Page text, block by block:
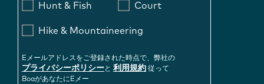
Hunt & Fish Court
Hike & Mountaineering
Eメールアドレスをご登録された時点で、弊社の
プライバシーポリシーと 利用規約 従って
BoaがあなたにEメー